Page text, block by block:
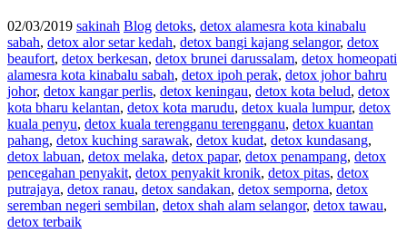
02/03/2019 sakinah Blog detoks, detox alamesra kota kinabalu
sabah, detox alor setar kedah, detox bangi kajang selangor, detox
beaufort, detox berkesan, detox brunei darussalam, detox homeopati
alamesra kota kinabalu sabah, detox ipoh perak, detox johor bahru
johor, detox kangar perlis, detox keningau, detox kota belud, detox
kota bharu kelantan, detox kota marudu, detox kuala lumpur, detox
kuala penyu, detox kuala terengganu terengganu, detox kuantan
pahang, detox kuching sarawak, detox kudat, detox kundasang,
detox labuan, detox melaka, detox papar, detox penampang, detox
pencegahan penyakit, detox penyakit kronik, detox pitas, detox
putrajaya, detox ranau, detox sandakan, detox semporna, detox
seremban negeri sembilan, detox shah alam selangor, detox tawau,
detox terbaik